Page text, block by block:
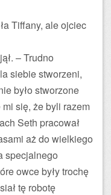
Tiffany, ale ojciec
– Trudno
siebie stworzeni,
było stworzone
się, że byli razem
Seth pracował
aż do wielkiego
specjalnego
owce były trochę
tę robotę